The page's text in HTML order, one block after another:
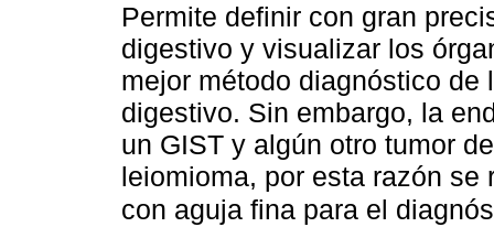
Permite definir con gran
digestivo y visualizar los
mejor método diagnóstico
digestivo. Sin embargo, la
un GIST y algún otro tumor
leiomioma, por esta razón
con aguja fina para el